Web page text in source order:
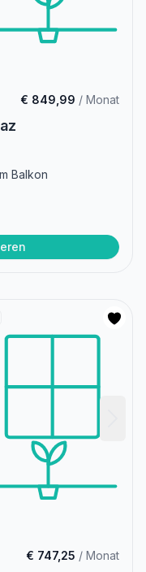
€ 849,99 / Monat
Balkon
€ 747,25 / Monat